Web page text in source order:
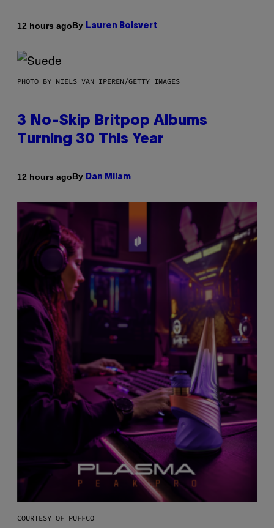
12 hours agoBy Lauren Boisvert
PHOTO BY NIELS VAN IPEREN/GETTY IMAGES
3 No-Skip Britpop Albums
Turning 30 This Year
12 hours agoBy Dan Milam
COURTESY OF PUFFCO